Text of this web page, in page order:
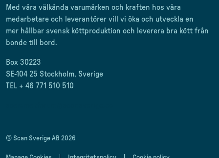
Med våra välkända varumärken och kraften hos våra
medarbetare och leverantörer vill vi öka och utveckla en
mer hållbar svensk köttproduktion och leverera bra kött från
bonde till
bord.
Box 30223
SE-104 25 Stockholm, Sverige
TEL + 46 771 510 510
© Scan Sverige AB 2026